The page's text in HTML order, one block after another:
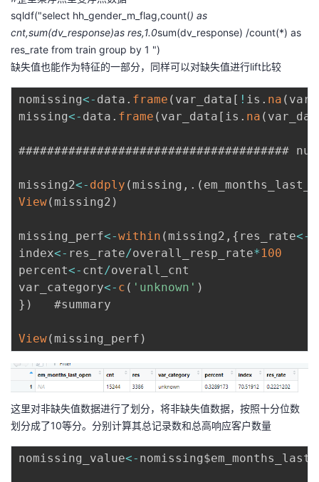
sqldf("select hh_gender_m_flag,count() as
cnt,sum(dv_response)as res,1.0sum(dv_response) /count(*) as
res_rate from train group by 1 ")
缺失值也能作为特征的一部分，同样可以对缺失值进行lift比较
nomissing<- data . frame ( var_data [ ! is . na (
missing<- data . frame ( var_data [ is . na (
######################################
missing2<- ddply ( missing , . (
View( missing2 )
missing_perf<-within ( missing2 , { res_rate<-
index<- res_rate/overall_resp_rate* 100
percent<- cnt/overall_cnt
var_category<- c ( 'unknown' )
} )
   #summary
View( missing_perf )
这里对非缺失值数据进行了划分，将非缺失值数据，按照十分位数
划分成了10等分。分别计算其总记录数和总高响应客户数量
nomissing_value<-